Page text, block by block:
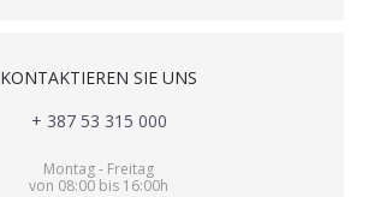
KONTAKTIEREN SIE UNS
+ 387 53 315 000
Montag - Freitag
von 08:00 bis 16:00h